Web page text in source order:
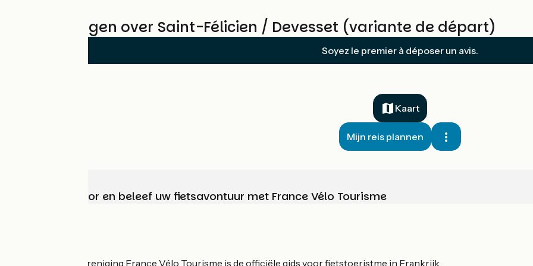
Beoordelingen over Saint-Félicien / Devesset (variante de départ)
Soyez le premier à déposer un avis.
Kaart
Mijn reis plannen
Kies, bereid voor en beleef uw fietsavontuur met France Vélo Tourisme
De nationale vereniging France Vélo Tourisme is de officiële gids voor fietstoeristme in Frankrijk.